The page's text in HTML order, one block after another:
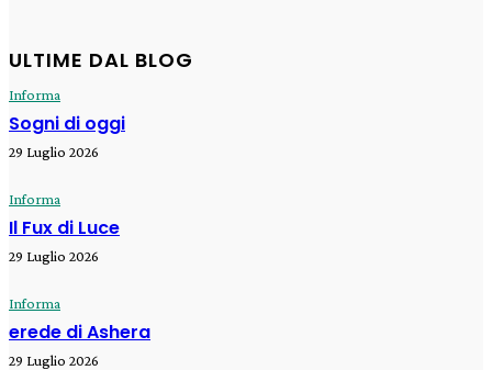
ULTIME DAL BLOG
Informa
Sogni di oggi
29 Luglio 2026
Informa
Il Fux di Luce
29 Luglio 2026
Informa
erede di Ashera
29 Luglio 2026